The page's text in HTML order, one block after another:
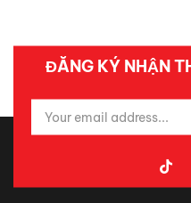
ĐĂNG KÝ NHẬN